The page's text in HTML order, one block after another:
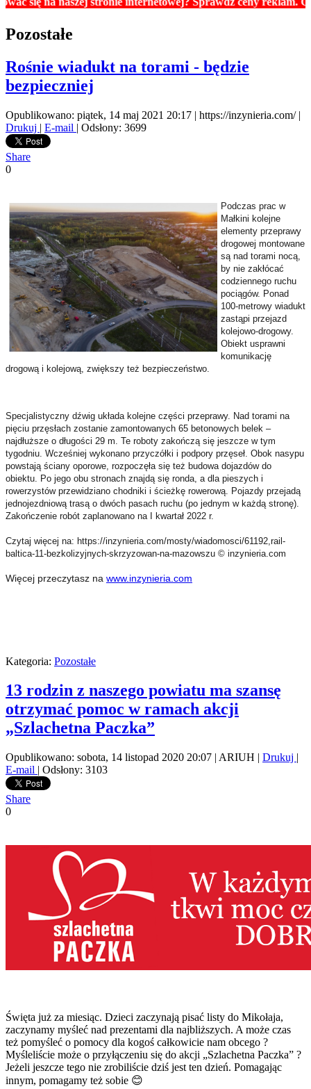
Pozostałe
Rośnie wiadukt na torami - będzie
bezpieczniej
Opublikowano: piątek, 14 maj 2021 20:17 | https://inzynieria.com/|
Drukuj | E-mail | Odsłony: 3699
Share
0
Podczas prac w
Małkini kolejne
elementy przeprawy
drogowej montowane
są nad torami nocą,
by nie zakłócać
codziennego ruchu
pociągów. Ponad
100-metrowy wiadukt
zastąpi przejazd
kolejowo-drogowy.
Obiekt usprawni
komunikację
drogową i kolejową, zwiększy też bezpieczeństwo.
Specjalistyczny dźwig układa kolejne części przeprawy. Nad torami na
pięciu przęsłach zostanie zamontowanych 65 betonowych belek –
najdłuższe o długości 29 m. Te roboty zakończą się jeszcze w tym
tygodniu. Wcześniej wykonano przyczółki i podpory przęseł. Obok nasypu
powstają ściany oporowe, rozpoczęła się też budowa dojazdów do
obiektu. Po jego obu stronach znajdą się ronda, a dla pieszych i
rowerzystów przewidziano chodniki i ścieżkę rowerową. Pojazdy przejadą
jednojezdniową trasą o dwóch pasach ruchu (po jednym w każdą stronę).
Zakończenie robót zaplanowano na I kwartał 2022 r.
Czytaj więcej na: https://inzynieria.com/mosty/wiadomosci/61192,rail-
baltica-11-bezkolizyjnych-skrzyzowan-na-mazowszu © inzynieria.com
Więcej przeczytasz na www.inzynieria.com
Kategoria: Pozostałe
13 rodzin z naszego powiatu ma szansę
otrzymać pomoc w ramach akcji
„Szlachetna Paczka”
Opublikowano: sobota, 14 listopad 2020 20:07 | ARIUH | Drukuj |
E-mail | Odsłony: 3103
Share
0
Święta już za miesiąc. Dzieci zaczynają pisać listy do Mikołaja,
zaczynamy myśleć nad prezentami dla najbliższych. A może czas
też pomyśleć o pomocy dla kogoś całkowicie nam obcego ?
Myśleliście może o przyłączeniu się do akcji „Szlachetna Paczka” ?
Jeżeli jeszcze tego nie zrobiliście dziś jest ten dzień. Pomagając
innym, pomagamy też sobie 😊